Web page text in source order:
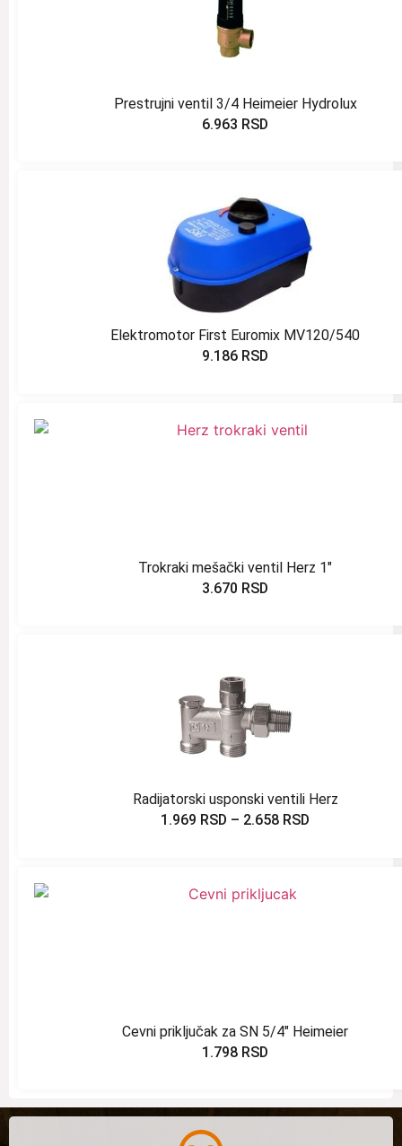
Prestrujni ventil 3/4 Heimeier Hydrolux
6.963 RSD
Elektromotor First Euromix MV120/540
9.186 RSD
Trokraki mešački ventil Herz 1″
3.670 RSD
Radijatorski usponski ventili Herz
1.969 RSD – 2.658 RSD
Cevni priključak za SN 5/4″ Heimeier
1.798 RSD